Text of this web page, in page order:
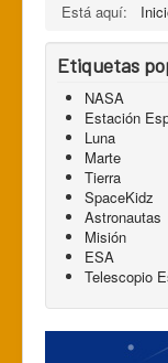
Está aquí:
Etiquetas
NASA
Estación
Luna
Marte
Tierra
SpaceKidz
Astronautas
Misión
ESA
Telescopio